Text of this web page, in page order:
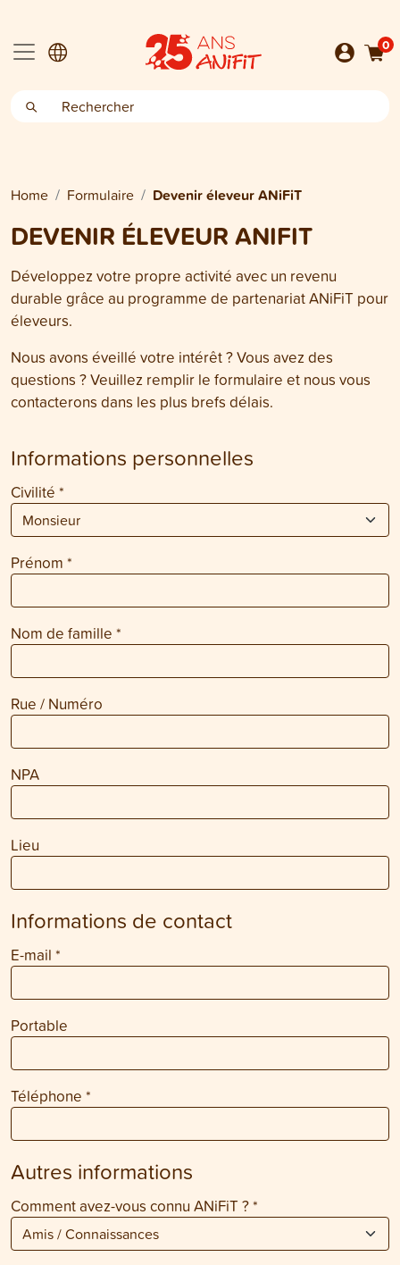
0
Home Formulaire Devenir éleveur ANiFiT
DEVENIR ÉLEVEUR ANIFIT
Développez votre propre activité avec un revenu
durable grâce au programme de partenariat ANiFiT pour
éleveurs.
Nous avons éveillé votre intérêt ? Vous avez des
questions ? Veuillez remplir le formulaire et nous vous
contacterons dans les plus brefs délais.
Informations personnelles
Civilité *
Prénom *
Nom de famille *
Rue / Numéro
NPA
Lieu
Informations de contact
E-mail *
Portable
Téléphone *
Autres informations
Comment avez-vous connu ANiFiT ?*